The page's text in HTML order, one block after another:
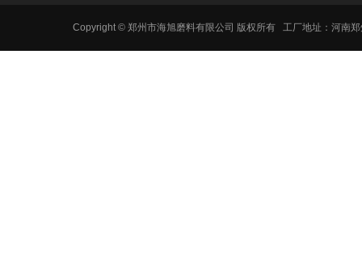
Copyright © 郑州市海旭磨料有限公司 版权所有 工厂地址：河